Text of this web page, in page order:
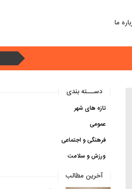
ما
دســـته بندی
تازه های شهر
عمومی
فرهنگی و اجتماعی
ورزش و سلامت
آخرین مطالب